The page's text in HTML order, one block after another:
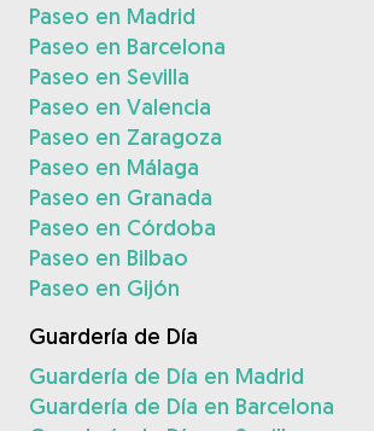
Paseo en Madrid
Paseo en Barcelona
Paseo en Sevilla
Paseo en Valencia
Paseo en Zaragoza
Paseo en Málaga
Paseo en Granada
Paseo en Córdoba
Paseo en Bilbao
Paseo en Gijón
Guardería de Día
Guardería de Día en Madrid
Guardería de Día en Barcelona